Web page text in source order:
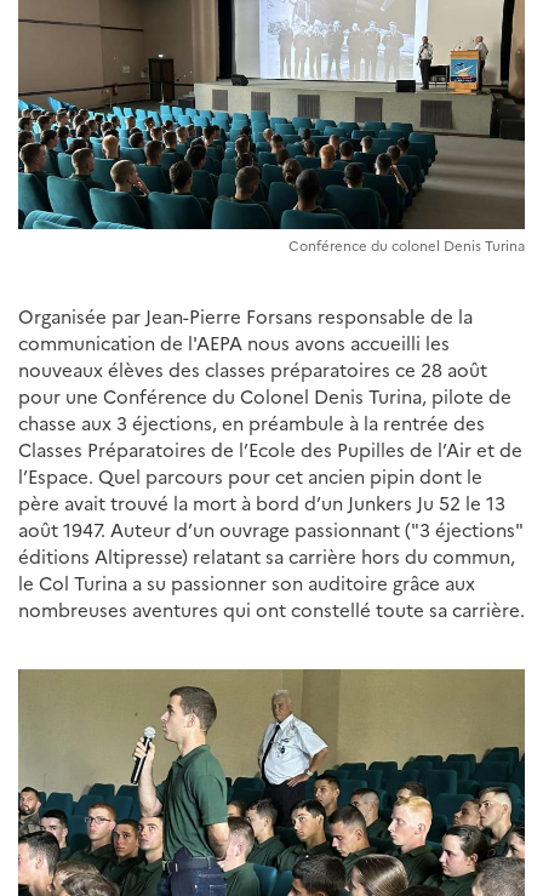
Conférence du colonel Denis Turina
Organisée par Jean-Pierre Forsans responsable de la
communication de l'AEPA nous avons accueilli les
nouveaux élèves des classes préparatoires ce 28 août
pour une Conférence du Colonel Denis Turina, pilote de
chasse aux 3 éjections, en préambule à la rentrée des
Classes Préparatoires de l’Ecole des Pupilles de l’Air et de
l’Espace. Quel parcours pour cet ancien pipin dont le
père avait trouvé la mort à bord d’un Junkers Ju 52 le 13
août 1947. Auteur d’un ouvrage passionnant ("3 éjections"
éditions Altipresse) relatant sa carrière hors du commun,
le Col Turina a su passionner son auditoire grâce aux
nombreuses aventures qui ont constellé toute sa carrière.